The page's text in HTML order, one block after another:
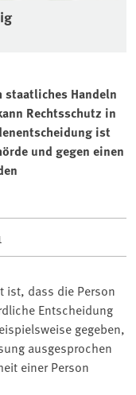
staatliches Handeln
Rechtsschutz in
ist
und gegen einen
ist, dass die Person
Entscheidung
gegeben,
ausgesprochen
einer Person